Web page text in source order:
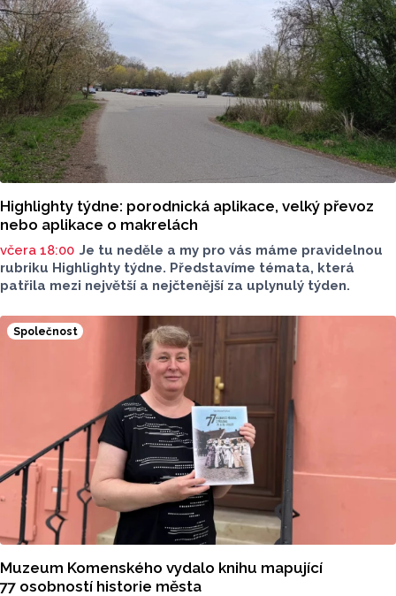
Highlighty týdne: porodnická aplikace, velký převoz
nebo aplikace o makrelách
včera 18:00 Je tu neděle a my pro vás máme pravidelnou
rubriku Highlighty týdne. Představíme témata, která
patřila mezi největší a nejčtenější za uplynulý týden.
Společnost
Muzeum Komenského vydalo knihu mapující
77 osobností historie města